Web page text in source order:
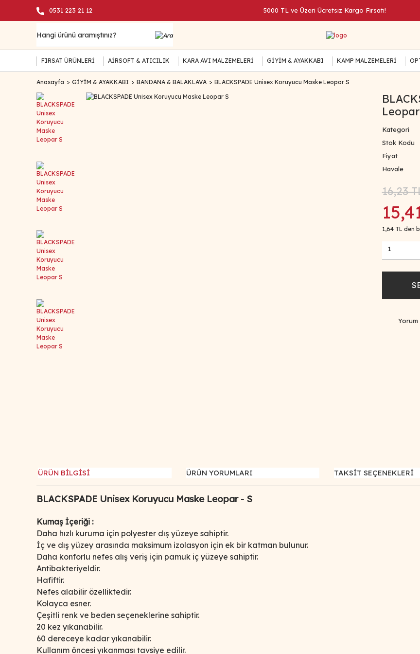
0531 223 21 12 5000 TL ve Üzeri Ücretsiz Kargo Fırsatı!
FIRSAT ÜRÜNLERİ AİRSOFT & ATICILIK KARA AVI MALZEMELERİ GİYİM & AYAKKABI KAMP MALZEMELERİ
Anasayfa GİYİM & AYAKKABI BANDANA & BALAKLAVA BLACKSPADE Unisex Koruyucu Maske Leopar S
Kategori
Stok Kodu
Fiyat
Havale
16,23
1,64 TL den
Yorum
ÜRÜN BİLGİSİ ÜRÜN YORUMLARI TAKSİT SEÇENEKLERİ
BLACKSPADE Unisex Koruyucu Maske Leopar - S
Kumaş İçeriği :
Daha hızlı kuruma için polyester dış yüzeye sahiptir.
İç ve dış yüzey arasında maksimum izolasyon için ek bir katman bulunur.
Daha konforlu nefes alış veriş için pamuk iç yüzeye sahiptir.
Antibakteriyeldir.
Hafiftir.
Nefes alabilir özelliktedir.
Kolayca esner.
Çeşitli renk ve beden seçeneklerine sahiptir.
20 kez yıkanabilir.
60 dereceye kadar yıkanabilir.
Kullanım öncesi yıkanması tavsiye edilir.